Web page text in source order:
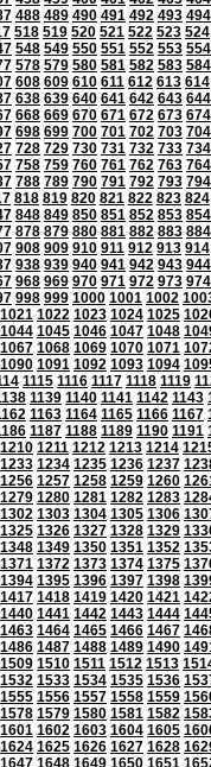
488 489 490 491 492 493 494
518 519 520 521 522 523 524
548 549 550 551 552 553 554
578 579 580 581 582 583 584
608 609 610 611 612 613 614
638 639 640 641 642 643 644
668 669 670 671 672 673 674
698 699 700 701 702 703 704
728 729 730 731 732 733 734
758 759 760 761 762 763 764
788 789 790 791 792 793 794
818 819 820 821 822 823 824
848 849 850 851 852 853 854
878 879 880 881 882 883 884
908 909 910 911 912 913 914
938 939 940 941 942 943 944
968 969 970 971 972 973 974
998 999 1000 1001 1002
1021 1022 1023 1024 1025
1044 1045 1046 1047 1048
1067 1068 1069 1070 1071
1090 1091 1092 1093 1094
1115 1116 1117 1118 1119
1139 1140 1141 1142 1143
1163 1164 1165 1166 1167
1187 1188 1189 1190 1191
1210 1211 1212 1213 1214
1233 1234 1235 1236 1237
1256 1257 1258 1259 1260
1279 1280 1281 1282 1283
1302 1303 1304 1305 1306
1325 1326 1327 1328 1329
1348 1349 1350 1351 1352
1371 1372 1373 1374 1375
1394 1395 1396 1397 1398
1417 1418 1419 1420 1421
1440 1441 1442 1443 1444
1463 1464 1465 1466 1467
1486 1487 1488 1489 1490
1509 1510 1511 1512 1513
1532 1533 1534 1535 1536
1555 1556 1557 1558 1559
1578 1579 1580 1581 1582
1601 1602 1603 1604 1605
1624 1625 1626 1627 1628
1647 1648 1649 1650 1651